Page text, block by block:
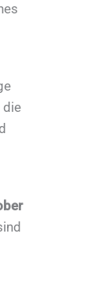
die